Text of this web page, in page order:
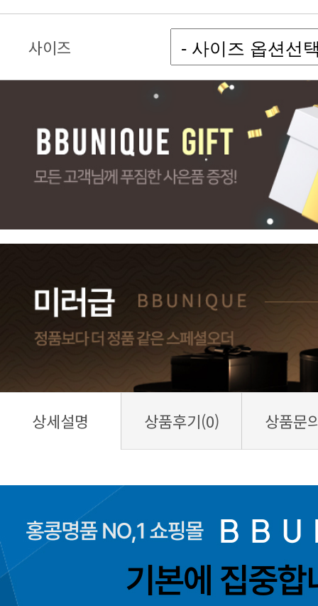
사이즈
상세설명 상품후기(0) 상품문